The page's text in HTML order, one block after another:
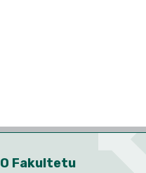
O Fakultetu